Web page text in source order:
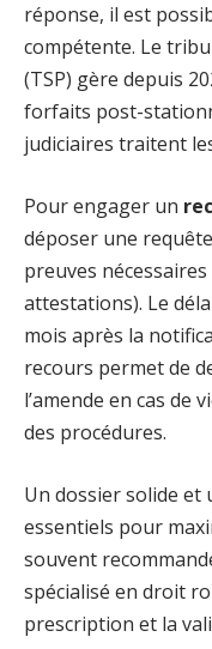
réponse, il est
compétente. Le
(TSP) gère depuis
forfaits post-
judiciaires traitent
Pour engager un
déposer une
preuves
attestations). Le
mois après la
recours permet de
l’amende en cas de
des procédures.
Un dossier solide
essentiels pour
souvent
spécialisé en droit
prescription et la